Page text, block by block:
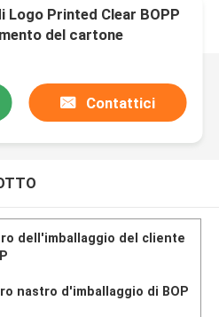
Printed Clear BOPP
del cartone
Contattici
dell'imballaggio del cliente
nastro d'imballaggio di BOP